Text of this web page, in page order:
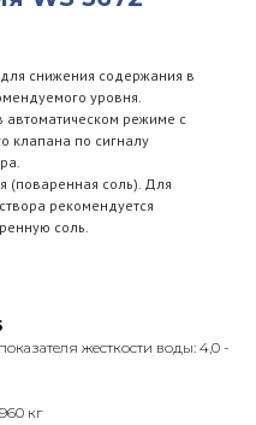
снижения содержания в
уровня.
автоматическом режиме с
клапана по сигналу
(поваренная соль). Для
рекомендуется
соль.
жесткости воды: 4,0 -
кг